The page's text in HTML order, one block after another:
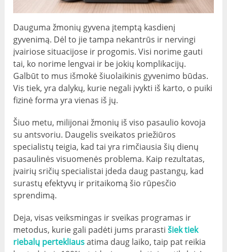
Dauguma žmonių gyvena įtemptą kasdienį
gyvenimą. Dėl to jie tampa nekantrūs ir nervingi
įvairiose situacijose ir progomis. Visi norime gauti
tai, ko norime lengvai ir be jokių komplikacijų.
Galbūt to mus išmokė šiuolaikinis gyvenimo būdas.
Vis tiek, yra dalykų, kurie negali įvykti iš karto, o puiki
fizinė forma yra vienas iš jų.
Šiuo metu, milijonai žmonių iš viso pasaulio kovoja
su antsvoriu. Daugelis sveikatos priežiūros
specialistų teigia, kad tai yra rimčiausia šių dienų
pasaulinės visuomenės problema. Kaip rezultatas,
įvairių sričių specialistai įdeda daug pastangų, kad
surastų efektyvų ir pritaikomą šio rūpesčio
sprendimą.
Deja, visas veiksmingas ir sveikas programas ir
metodus, kurie gali padėti jums prarastišiek tiek
riebalų pertekliausatima daug laiko, taip pat reikia